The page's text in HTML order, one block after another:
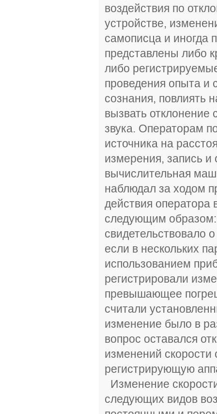
воздействия по
устройстве,
самописца и иногда
представлены либо
либо
проведения опыта и
сознания, повлиять
вызвать отклонение
звука. Операторам
источника на
измерения, запись
вычислительная
наблюдал за ходом
действия оператора
следующим образом:
свидетельствовало
если в нескольких
использованием
регистрировали
превышающее
считали
изменение было в
вопрос оставался
изменений скорости
регистрирующую
Изменение
следующих видов